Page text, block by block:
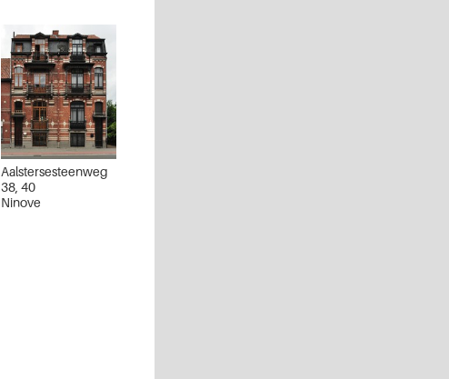
Aalstersesteenweg
38, 40
Ninove